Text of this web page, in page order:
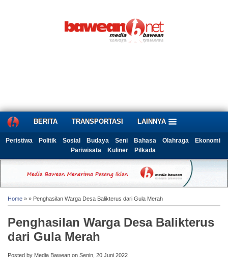
BERITA TRANSPORTASI LAINNYA
Peristiwa Politik Sosial Budaya Seni Bahasa Olahraga
Ekonomi
Pariwisata
Kuliner Pilkada
Home » » Penghasilan Warga Desa Balikterus dari Gula Merah
Penghasilan Warga Desa Balikterus
dari Gula Merah
Posted by Media Bawean on Senin, 20 Juni 2022